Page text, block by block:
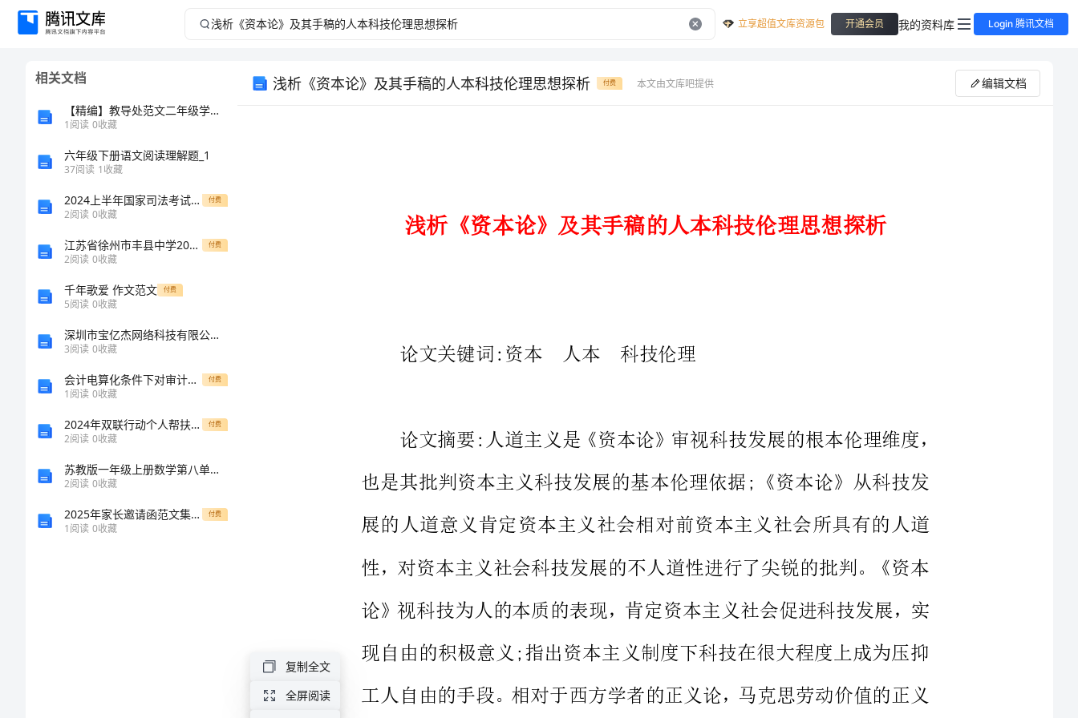
浅
《资
论》
立享超值文库资源包 开通会员 我的资料库 Login 腾讯文档
相关文档
【精编】教导处范文二年级学期工作总结
1阅读 0收藏
六年级下册语文阅读理解题_1
37阅读 1收藏
2024上半年国家司法考试（试卷二）综合检测试卷A卷 附答案 付费
2阅读 0收藏
江苏省徐州市丰县中学2024年高一上学期第一次月考生物试卷解析版 付费
2阅读 0收藏
千年歌爱 作文范文 付费
5阅读 0收藏
深圳市宝亿杰网络科技有限公司介绍企业发展分析报告
3阅读 0收藏
会计电算化条件下对审计的影响及对策研究 付费
1阅读 0收藏
2024年双联行动个人帮扶计划 付费
2阅读 0收藏
苏教版一年级上册数学第八单元-10以内的加法和减法-测试卷丨精品(黄金题型)
2阅读 0收藏
2025年家长邀请函范文集锦篇 付费
1阅读 0收藏
浅析《资本论》及其手稿的人本科技伦理思想探析 付费 本文由文库吧提供 编辑文档
在于此制度实现了相对多的正义，但是资本主义真实的不正义使科技
性，对资本主义社会科技发展的不人道性进行了尖锐的批判。《资本
论》视科技为人的本质的表现，肯定资本主义社会促进科技发展，实
论更深刻地揭示了正义的制度对科技发展的保障作用;在《资本论》
看来，资本主义制度相对于前资本主义有利于科技发展的重要原因就
复制全文
全屏阅读